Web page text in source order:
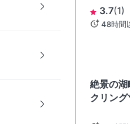
付）
3.7(1)
48時間
絶景の
クリン